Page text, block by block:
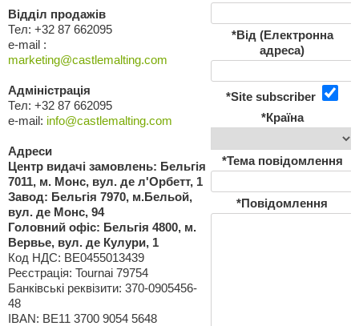
Відділ продажів
Тел: +32 87 662095
e-mail :
marketing@castlemalting.com
Адміністрація
Тел: +32 87 662095
e-mail: info@castlemalting.com
Адреси
Центр видачі замовлень: Бельгія
7011, м. Монс, вул. де л'Орбетт, 1
Завод: Бельгія 7970, м.Бельой,
вул. де Монс, 94
Головний офіс: Бельгія 4800, м.
Вервье, вул. де Кулури, 1
Код НДС: BE0455013439
Реєстрація: Tournai 79754
Банківські реквізити: 370-0905456-
48
IBAN: BE11 3700 9054 5648
*Від (Електронна
адреса)
*Site subscriber
*Країна
*Тема повідомлення
*Повідомлення